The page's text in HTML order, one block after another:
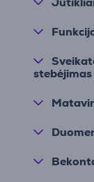
stebėjimas